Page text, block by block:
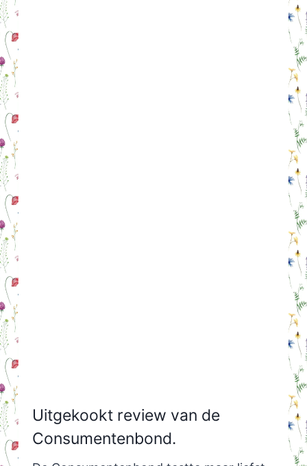
Uitgekookt review van de
Consumentenbond.